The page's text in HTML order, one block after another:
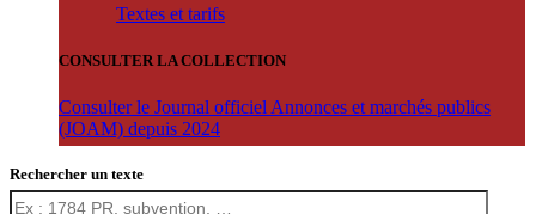
Textes et tarifs
CONSULTER LA COLLECTION
Consulter le Journal officiel Annonces et marchés publics
(JOAM) depuis 2024
Rechercher un texte